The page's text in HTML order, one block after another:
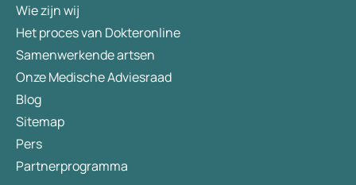
Wie zijn wij
Het proces van Dokteronline
Samenwerkende artsen
Onze Medische Adviesraad
Blog
Sitemap
Pers
Partnerprogramma